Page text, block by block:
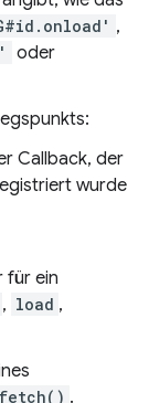
,
oder
Callback, der
wurde
für ein
, load ,
fetch() .